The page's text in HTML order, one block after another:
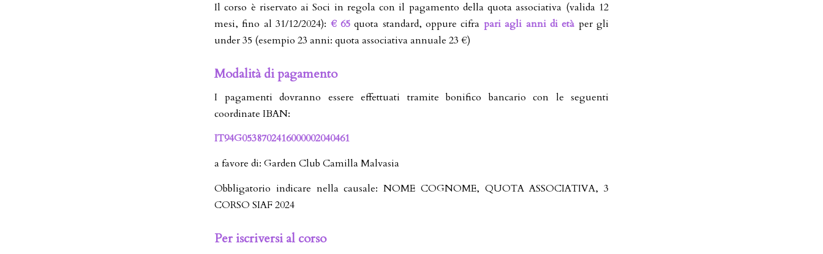
Il corso è riservato ai Soci in regola con il pagamento della quota associativa (valida 12
mesi, fino al 31/12/2024): € 65quota standard, oppure cifra pari agli anni di età per gli
under 35 (esempio 23 anni: quota associativa annuale 23 €)
Modalità di pagamento
I pagamenti dovranno essere effettuati tramite bonifico bancario con le seguenti
coordinate IBAN:
IT94G0538702416000002040461
a favore di: Garden Club Camilla Malvasia
Obbligatorio indicare nella causale: NOME COGNOME, QUOTA ASSOCIATIVA, 3
CORSO SIAF 2024
Per iscriversi al corso